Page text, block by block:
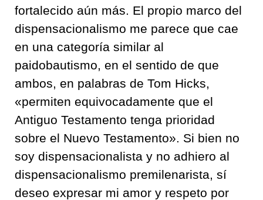
fortalecido aún más. El propio marco del
dispensacionalismo me parece que cae
en una categoría similar al
paidobautismo, en el sentido de que
ambos, en palabras de Tom Hicks,
«permiten equivocadamente que el
Antiguo Testamento tenga prioridad
sobre el Nuevo Testamento». Si bien no
soy dispensacionalista y no adhiero al
dispensacionalismo premilenarista, sí
deseo expresar mi amor y respeto por